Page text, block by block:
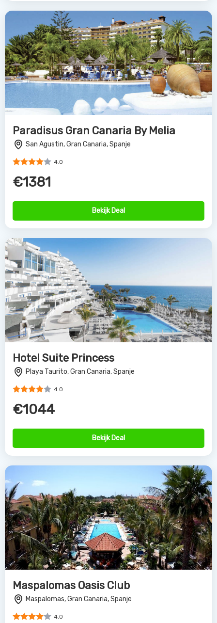
Paradisus Gran Canaria By Melia
San Agustin, Gran Canaria, Spanje
4.0
€1381
Bekijk Deal
Hotel Suite Princess
Playa Taurito, Gran Canaria, Spanje
4.0
€1044
Bekijk Deal
Maspalomas Oasis Club
Maspalomas, Gran Canaria, Spanje
4.0